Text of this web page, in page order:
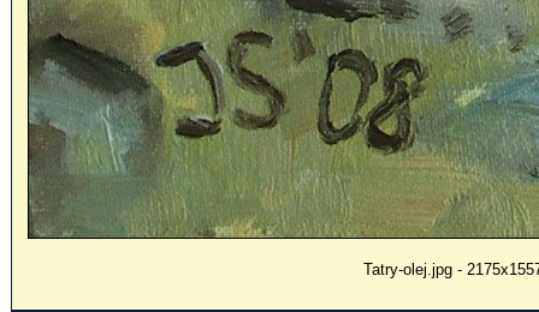
Tatry-olej.jpg -